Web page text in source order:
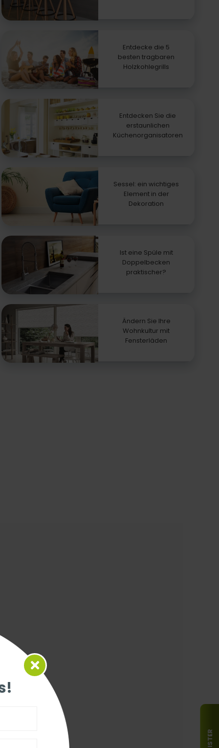
Entdecke die 5
besten tragbaren
Holzkohlegrills
Entdecken Sie die
erstaunlichen
Küchenorganisatoren
Sessel: ein wichtiges
Element in der
Dekoration
Ist eine Spüle mit
Doppelbecken
praktischer?
Ändern Sie Ihre
Wohnkultur mit
Fensterläden